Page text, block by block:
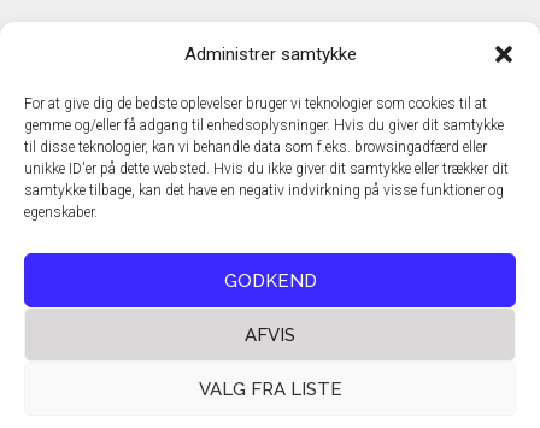
Administrer samtykke
For at give dig de bedste oplevelser bruger vi teknologier som cookies til at
gemme og/eller få adgang til enhedsoplysninger. Hvis du giver dit samtykke
til disse teknologier, kan vi behandle data som f.eks. browsingadfærd eller
unikke ID'er på dette websted. Hvis du ikke giver dit samtykke eller trækker dit
samtykke tilbage, kan det have en negativ indvirkning på visse funktioner og
egenskaber.
GODKEND
AFVIS
VALG FRA LISTE
TechMedia A/S
DK – 2600 Glostrup
www.techmedia.dk
Telefon: +45 43 24 26 28
E-mail:info@techmedia.dk